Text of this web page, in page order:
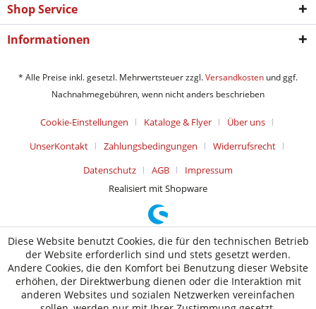
Shop Service
Informationen
* Alle Preise inkl. gesetzl. Mehrwertsteuer zzgl.Versandkosten und ggf.
Nachnahmegebühren, wenn nicht anders beschrieben
Cookie-Einstellungen Kataloge & Flyer
Über uns
UnserKontakt
Zahlungsbedingungen
Widerrufsrecht
Datenschutz
AGB
Impressum
Realisiert mit Shopware
Diese Website benutzt Cookies, die für den technischen Betrieb
der Website erforderlich sind und stets gesetzt werden.
Andere Cookies, die den Komfort bei Benutzung dieser Website
erhöhen, der Direktwerbung dienen oder die Interaktion mit
anderen Websites und sozialen Netzwerken vereinfachen